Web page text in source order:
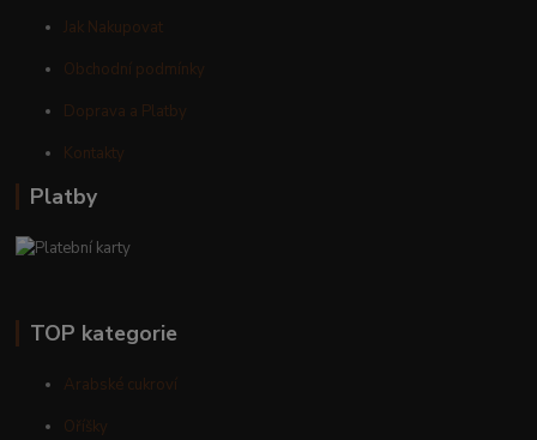
Jak Nakupovat
Obchodní podmínky
Doprava a Platby
Kontakty
Platby
TOP kategorie
Arabské cukroví
Oříšky